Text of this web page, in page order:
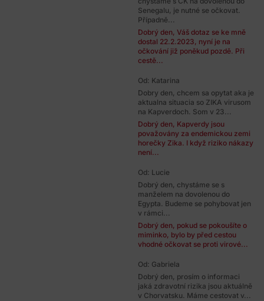
Senegalu, je nutné se očkovat.
Případně...
Dobrý den, Váš dotaz se ke mně
dostal 22.2.2023, nyní je na
očkování již poněkud pozdě. Při
cestě...
Od: Katarina
Dobry den, chcem sa opytat aka je
aktualna situacia so ZIKA virusom
na Kapverdoch. Som v 23...
Dobrý den, Kapverdy jsou
považovány za endemickou zemi
horečky Zika. I když riziko nákazy
není...
Od: Lucie
Dobrý den, chystáme se s
manželem na dovolenou do
Egypta. Budeme se pohybovat jen
v rámci...
Dobrý den, pokud se pokoušíte o
miminko, bylo by před cestou
vhodné očkovat se proti virové...
Od: Gabriela
Dobrý den, prosím o informaci
jaká zdravotní rizika jsou aktuálně
v Chorvatsku. Máme cestovat v...